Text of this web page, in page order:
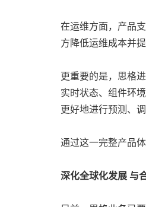
在运维方面，产品
方降低运维成本并
更重要的是，思格
实时状态、组件环
更好地进行预测、
通过这一完整产品
深化全球化发展 与